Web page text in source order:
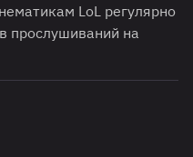
LoL регулярно
прослушиваний на